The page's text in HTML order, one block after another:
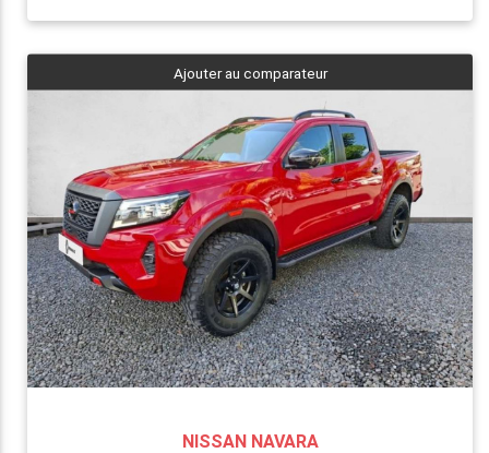
Ajouter au comparateur
NISSAN NAVARA